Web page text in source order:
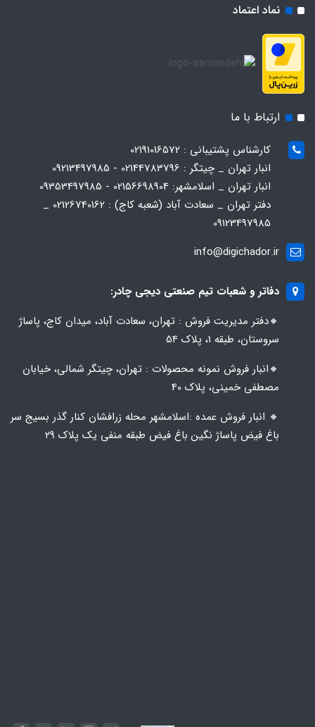
نماد اعتماد
ارتباط با ما
کارشناس پشتیبانی : 02191016572
انبار تهران _ چیتگر : 02144783796 - 09213497985
انبار تهران _ اسلامشهر: 02156698904 - 09353497985
دفتر تهران _ سعادت آباد (شعبه کاج) : 02126740162 _
09123497985
info@digichador.ir
دفاتر و شعبات تیم صنعتی دیجی چادر:
🔸️​​دفتر مدیریت فروش : تهران، سعادت آباد، میدان کاج، پاساژ
سروستان، طبقه 1، پلاک 54
🔸️​​انبار فروش نمونه محصولات : تهران، چیتگر شمالی، خیابان
مصطفی خمینی، پلاک 40
🔸️ انبار فروش عمده :اسلامشهر محله زرافشان کنار گذر بسیج سر
باغ فیض پاساژ نگین باغ فیض طبقه منفی یک پلاک ۲۹
Powered by Embed Google Maps & Phase 10 rules